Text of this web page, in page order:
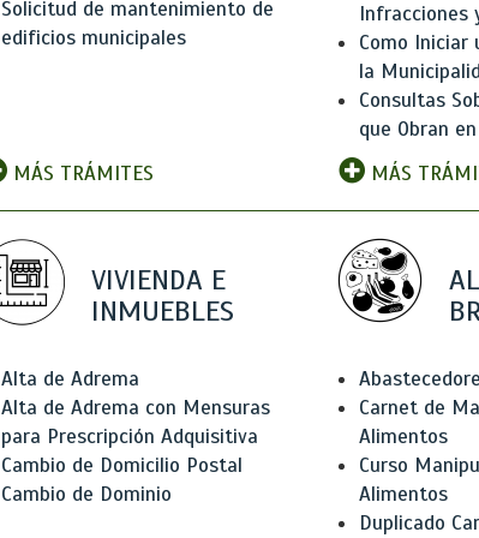
Solicitud de mantenimiento de
edificios municipales
MÁS TRÁMITES
Infracciones
Como Iniciar
la
Consultas
que Obran
MÁS
VIVIENDA E
INMUEBLES
Alta de Adrema
Alta de Adrema con Mensuras
para Prescripción Adquisitiva
Cambio de Domicilio Postal
Cambio de Dominio
Carnet de
Alimentos
Curso
Alimentos
Duplicado